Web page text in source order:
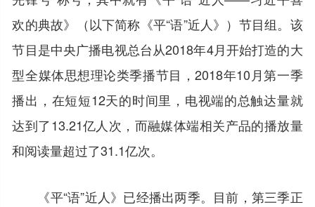
欢的典故》（以下简称《平“语”近人》）节目组。该
节目是中央广播电视总台从2018年4月开始打造的大
型全媒体思想理论类季播节目，2018年10月第一季
播出，在短短12天的时间里，电视端的总触达量就
达到了13.21亿人次，而融媒体端相关产品的播放量
和阅读量超过了31.1亿次。
《平“语”近人》已经播出两季。目前，第三季正